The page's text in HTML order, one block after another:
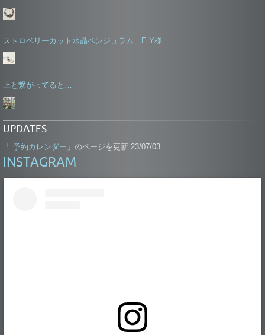
ストロベリーカット水晶ペンジュラム E.Y様
上と繋がってると…
UPDATES
「 予約カレンダー 」のページを更新 23/07/03
INSTAGRAM